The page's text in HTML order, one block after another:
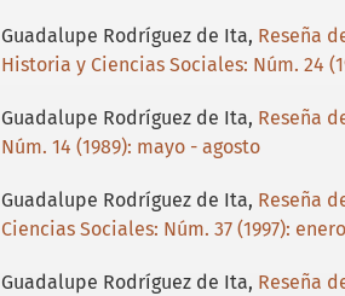
Guadalupe Rodríguez de Ita, Reseña
Historia y Ciencias Sociales: Núm. 24
Guadalupe Rodríguez de Ita, Reseña
Núm. 14 (1989): mayo - agosto
Guadalupe Rodríguez de Ita, Reseña
Ciencias Sociales: Núm. 37 (1997):
Guadalupe Rodríguez de Ita, Reseña